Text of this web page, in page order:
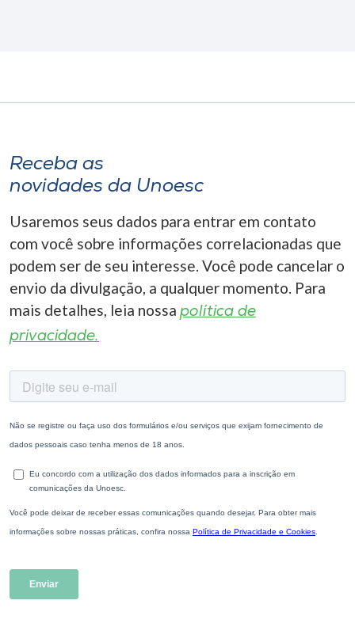
Receba as
novidades da Unoesc
Usaremos seus dados para entrar em contato
com você sobre informações correlacionadas que
podem ser de seu interesse. Você pode cancelar o
envio da divulgação, a qualquer momento. Para
mais detalhes, leia nossa política de
privacidade.